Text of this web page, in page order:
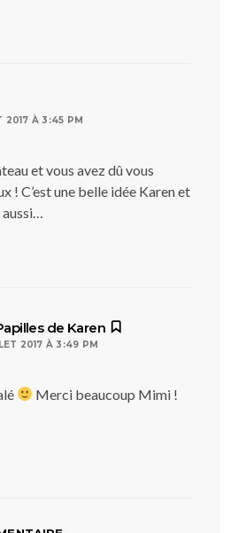
2017 À 3:45 PM
et vous avez dû vous
! C’est une belle idée Karen et
de Karen
2017 À 3:49 PM
Merci beaucoup Mimi !